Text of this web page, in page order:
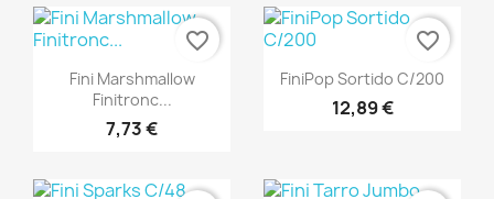
Vista rápida
Fini Marshmallow
Finitronc...
7,73 €
favorite_border
Vista rápida
FiniPop Sortido C/200
12,89 €
favorite_border